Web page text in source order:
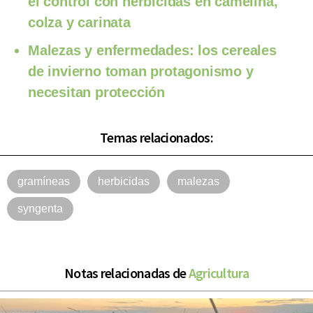
colza y carinata
Malezas y enfermedades: los cereales
de invierno toman protagonismo y
necesitan protección
Temas relacionados:
gramíneas herbicidas malezas
syngenta
Notas relacionadas deAgricultura